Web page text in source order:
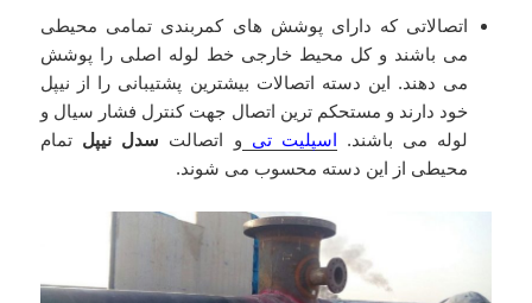
اتصالاتی که دارای پوشش های کمربندی تمامی محیطی
می باشند و کل محیط خارجی خط لوله اصلی را پوشش
می دهند. این دسته اتصالات بیشترین پشتیبانی را از نیپل
خود دارند و مستحکم ترین اتصال جهت کنترل فشار سیال و
لوله می باشند. اسپلیت تی و اتصالت سدل نیپل تمام
محیطی از این دسته محسوب می شوند.